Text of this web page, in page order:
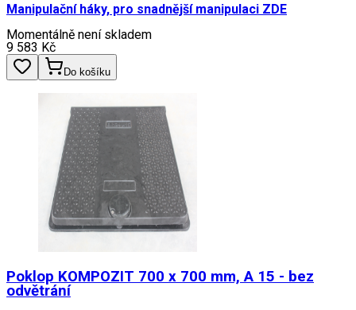
Manipulační háky, pro snadnější manipulaci ZDE
Momentálně není skladem
9 583 Kč
Do košíku
Poklop KOMPOZIT 700 x 700 mm, A 15 - bez
odvětrání